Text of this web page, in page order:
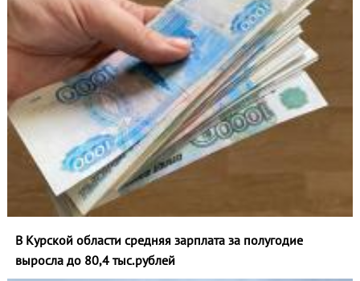
В Курской области средняя зарплата за полугодие
выросла до 80,4 тыс.рублей